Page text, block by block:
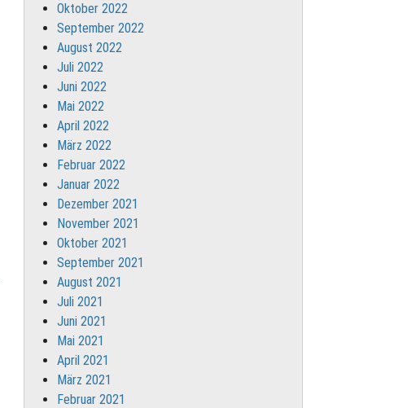
Oktober 2022
September 2022
August 2022
Juli 2022
Juni 2022
Mai 2022
April 2022
März 2022
Februar 2022
Januar 2022
Dezember 2021
November 2021
Oktober 2021
September 2021
August 2021
Juli 2021
Juni 2021
Mai 2021
April 2021
März 2021
Februar 2021